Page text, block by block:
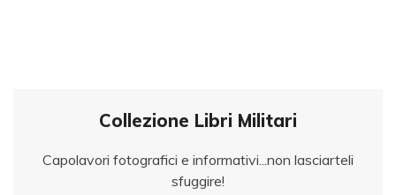
Collezione Libri Militari
Capolavori fotografici e informativi...non lasciarteli
sfuggire!